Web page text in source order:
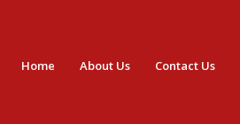
Home About Us Contact Us